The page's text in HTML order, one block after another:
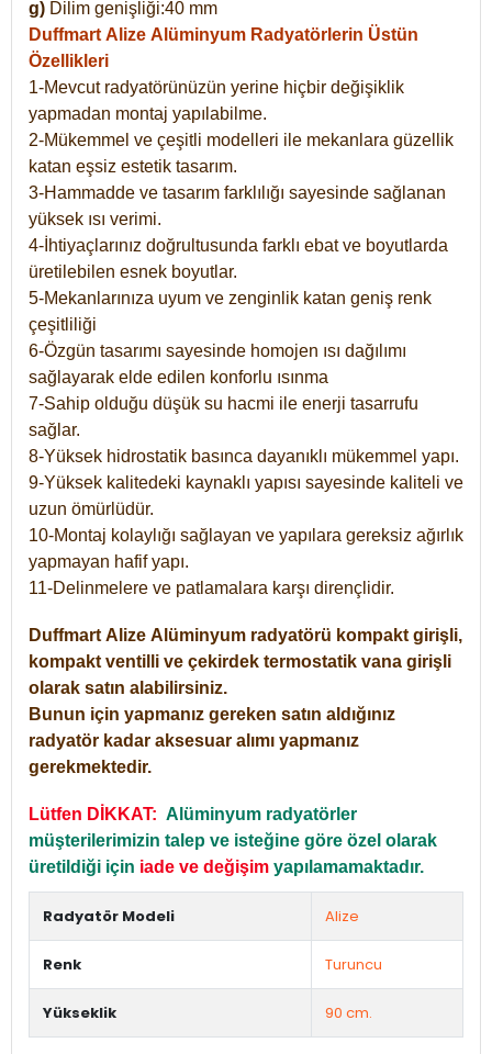
g) Dilim genişliği:40 mm
Duffmart Alize Alüminyum Radyatörlerin Üstün
Özellikleri
1-Mevcut radyatörünüzün yerine hiçbir değişiklik
yapmadan montaj yapılabilme.
2-Mükemmel ve çeşitli modelleri ile mekanlara güzellik
katan eşsiz estetik tasarım.
3-Hammadde ve tasarım farklılığı sayesinde sağlanan
yüksek ısı verimi.
4-İhtiyaçlarınız doğrultusunda farklı ebat ve boyutlarda
üretilebilen esnek boyutlar.
5-Mekanlarınıza uyum ve zenginlik katan geniş renk
çeşitliliği
6-Özgün tasarımı sayesinde homojen ısı dağılımı
sağlayarak elde edilen konforlu ısınma
7-Sahip olduğu düşük su hacmi ile enerji tasarrufu
sağlar.
8-Yüksek hidrostatik basınca dayanıklı mükemmel yapı.
9-Yüksek kalitedeki kaynaklı yapısı sayesinde kaliteli ve
uzun ömürlüdür.
10-Montaj kolaylığı sağlayan ve yapılara gereksiz ağırlık
yapmayan hafif yapı.
11-Delinmelere ve patlamalara karşı dirençlidir.
Duffmart Alize Alüminyum radyatörü kompakt girişli,
kompakt ventilli ve çekirdek termostatik vana girişli
olarak satın alabilirsiniz.
Bunun için yapmanız gereken satın aldığınız
radyatör kadar aksesuar alımı yapmanız
gerekmektedir.
Lütfen DİKKAT: Alüminyum radyatörler
müşterilerimizin talep ve isteğine göre özel olarak
üretildiği için iade ve değişim yapılamamaktadır.
Radyatör Modeli Alize
Renk Turuncu
Yükseklik 90 cm.